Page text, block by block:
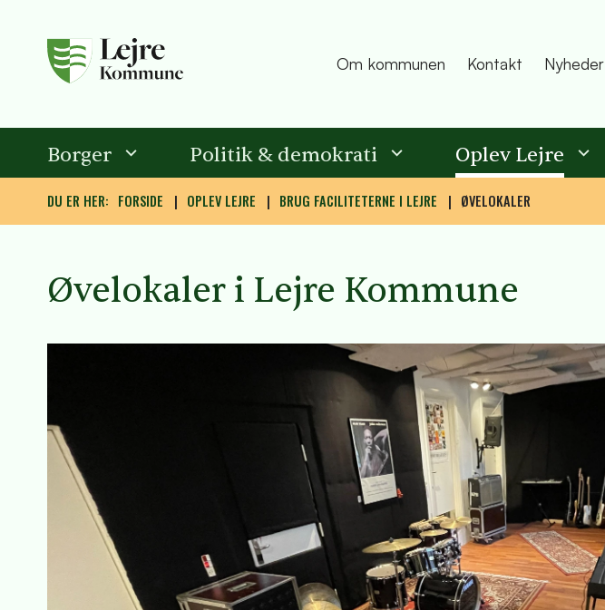
Om kommunen Kontakt Nyheder
Borger Politik & demokrati Oplev Lejre
DU ER HER: FORSIDE OPLEV LEJRE BRUG FACILITETERNE I LEJRE ØVELOKALER
Øvelokaler i Lejre Kommune